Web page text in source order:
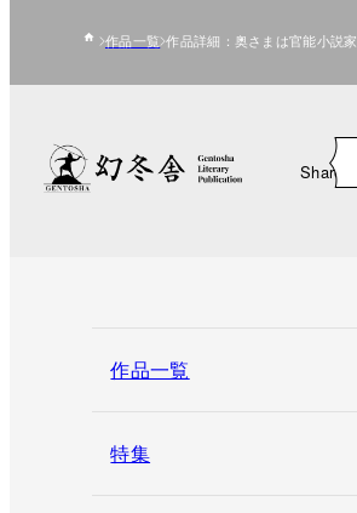
作品一覧 作品詳細：奥さまは官能小説家
Share
作品一覧
特集